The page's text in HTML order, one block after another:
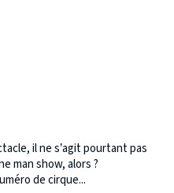
il ne s’agit pourtant pas
man show, alors ?
de cirque...